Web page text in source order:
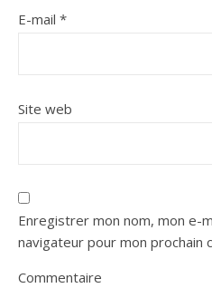
E-mail *
Site web
Enregistrer mon nom, mon e-
navigateur pour mon prochain
Commentaire